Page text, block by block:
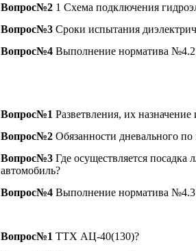
Вопрос№2 1 Схема подключения
Вопрос№3 Сроки испытания
Вопрос№4 Выполнение норматива №4.2
Вопрос№1 Разветвления, их назначение
Вопрос№2 Обязанности дневального по
Вопрос№3 Где осуществляется посадка
автомобиль?
Вопрос№4 Выполнение норматива №4.3
Вопрос№1 ТТХ АЦ-40(130)?